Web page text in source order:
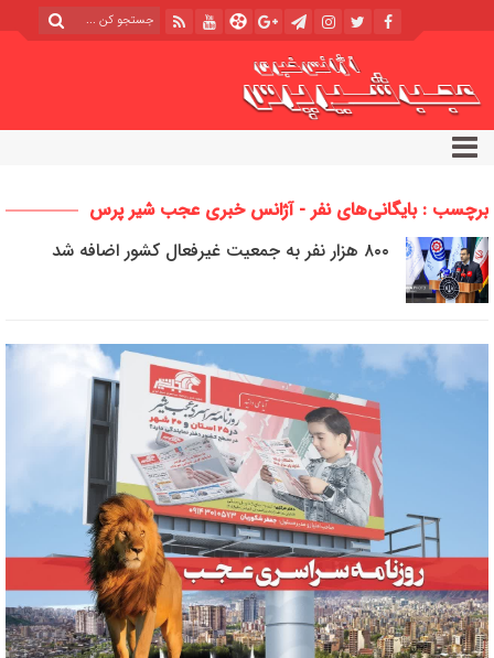
برچسب : بایگانی‌های نفر - آژانس خبری عجب شیر پرس
۸۰۰ هزار نفر به جمعیت غیرفعال کشور اضافه شد